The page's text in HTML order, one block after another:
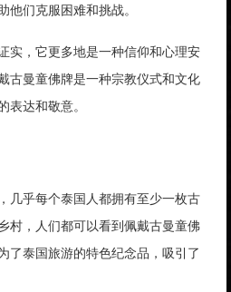
他们克服困难和挑战。
实，它更多地是一种信仰和心理安
古曼童佛牌是一种宗教仪式和文化
表达和敬意。
几乎每个泰国人都拥有至少一枚古
村，人们都可以看到佩戴古曼童佛
了泰国旅游的特色纪念品，吸引了